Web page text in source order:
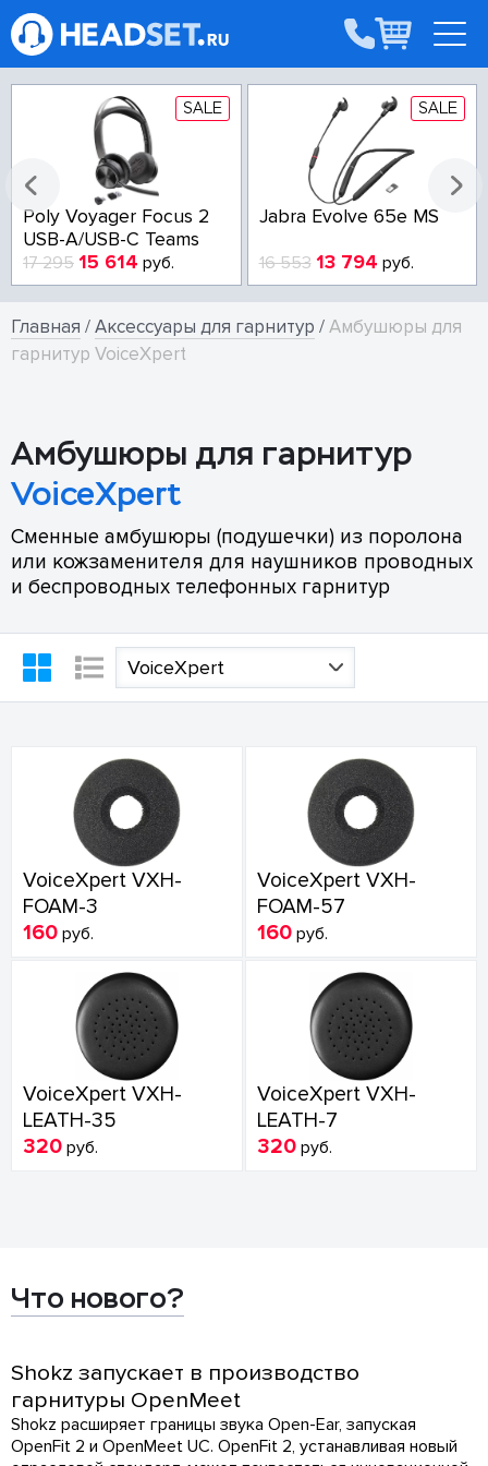
SALE
Poly Voyager Focus 2
USB-A/USB-C Teams
17 295 15 614 руб.
SALE
Jabra Evolve 65e MS
16 553 13 794 руб.
Главная /Аксессуары для гарнитур /Амбушюры для
гарнитур VoiceXpert
Амбушюры для гарнитур
VoiceXpert
Сменные амбушюры (подушечки) из поролона
или кожзаменителя для наушников проводных
и беспроводных телефонных гарнитур
VoiceXpert
VoiceXpert VXH-
FOAM-3
160 руб.
VoiceXpert VXH-
FOAM-57
160 руб.
VoiceXpert VXH-
LEATH-35
320 руб.
VoiceXpert VXH-
LEATH-7
320 руб.
Что нового?
Shokz запускает в производство
гарнитуры OpenMeet
Shokz расширяет границы звука Open-Ear, запуская
OpenFit 2 и OpenMeet UC. OpenFit 2, устанавливая новый